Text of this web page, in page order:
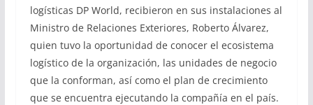
logísticas DP World, recibieron en sus instalaciones al
Ministro de Relaciones Exteriores, Roberto Álvarez,
quien tuvo la oportunidad de conocer el ecosistema
logístico de la organización, las unidades de negocio
que la conforman, así como el plan de crecimiento
que se encuentra ejecutando la compañía en el país.